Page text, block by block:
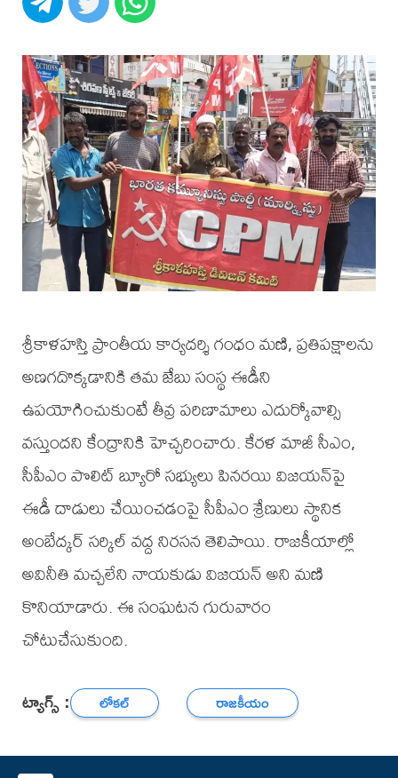
శ్రీకాళహస్తి ప్రాంతీయ కార్యదర్శి గంధం మణి, ప్రతిపక్షాలను
అణగదొక్కడానికి తమ జేబు సంస్థ ఈడీని
ఉపయోగించుకుంటే తీవ్ర పరిణామాలు ఎదుర్కోవాల్సి
వస్తుందని కేంద్రానికి హెచ్చరించారు. కేరళ మాజీ సీఎం,
సీపీఎం పొలిట్ బ్యూరో సభ్యులు పినరయి విజయన్‌పై
ఈడీ దాడులు చేయించడంపై సీపీఎం శ్రేణులు స్థానిక
అంబేద్కర్ సర్కిల్ వద్ద నిరసన తెలిపాయి. రాజకీయాల్లో
అవినీతి మచ్చలేని నాయకుడు విజయన్ అని మణి
కొనియాడారు. ఈ సంఘటన గురువారం
చోటుచేసుకుంది.
ట్యాగ్స్ : లోకల్ రాజకీయం